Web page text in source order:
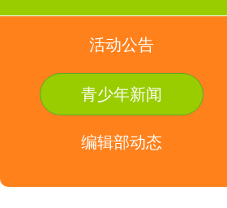
活动公告
青少年新闻
编辑部动态